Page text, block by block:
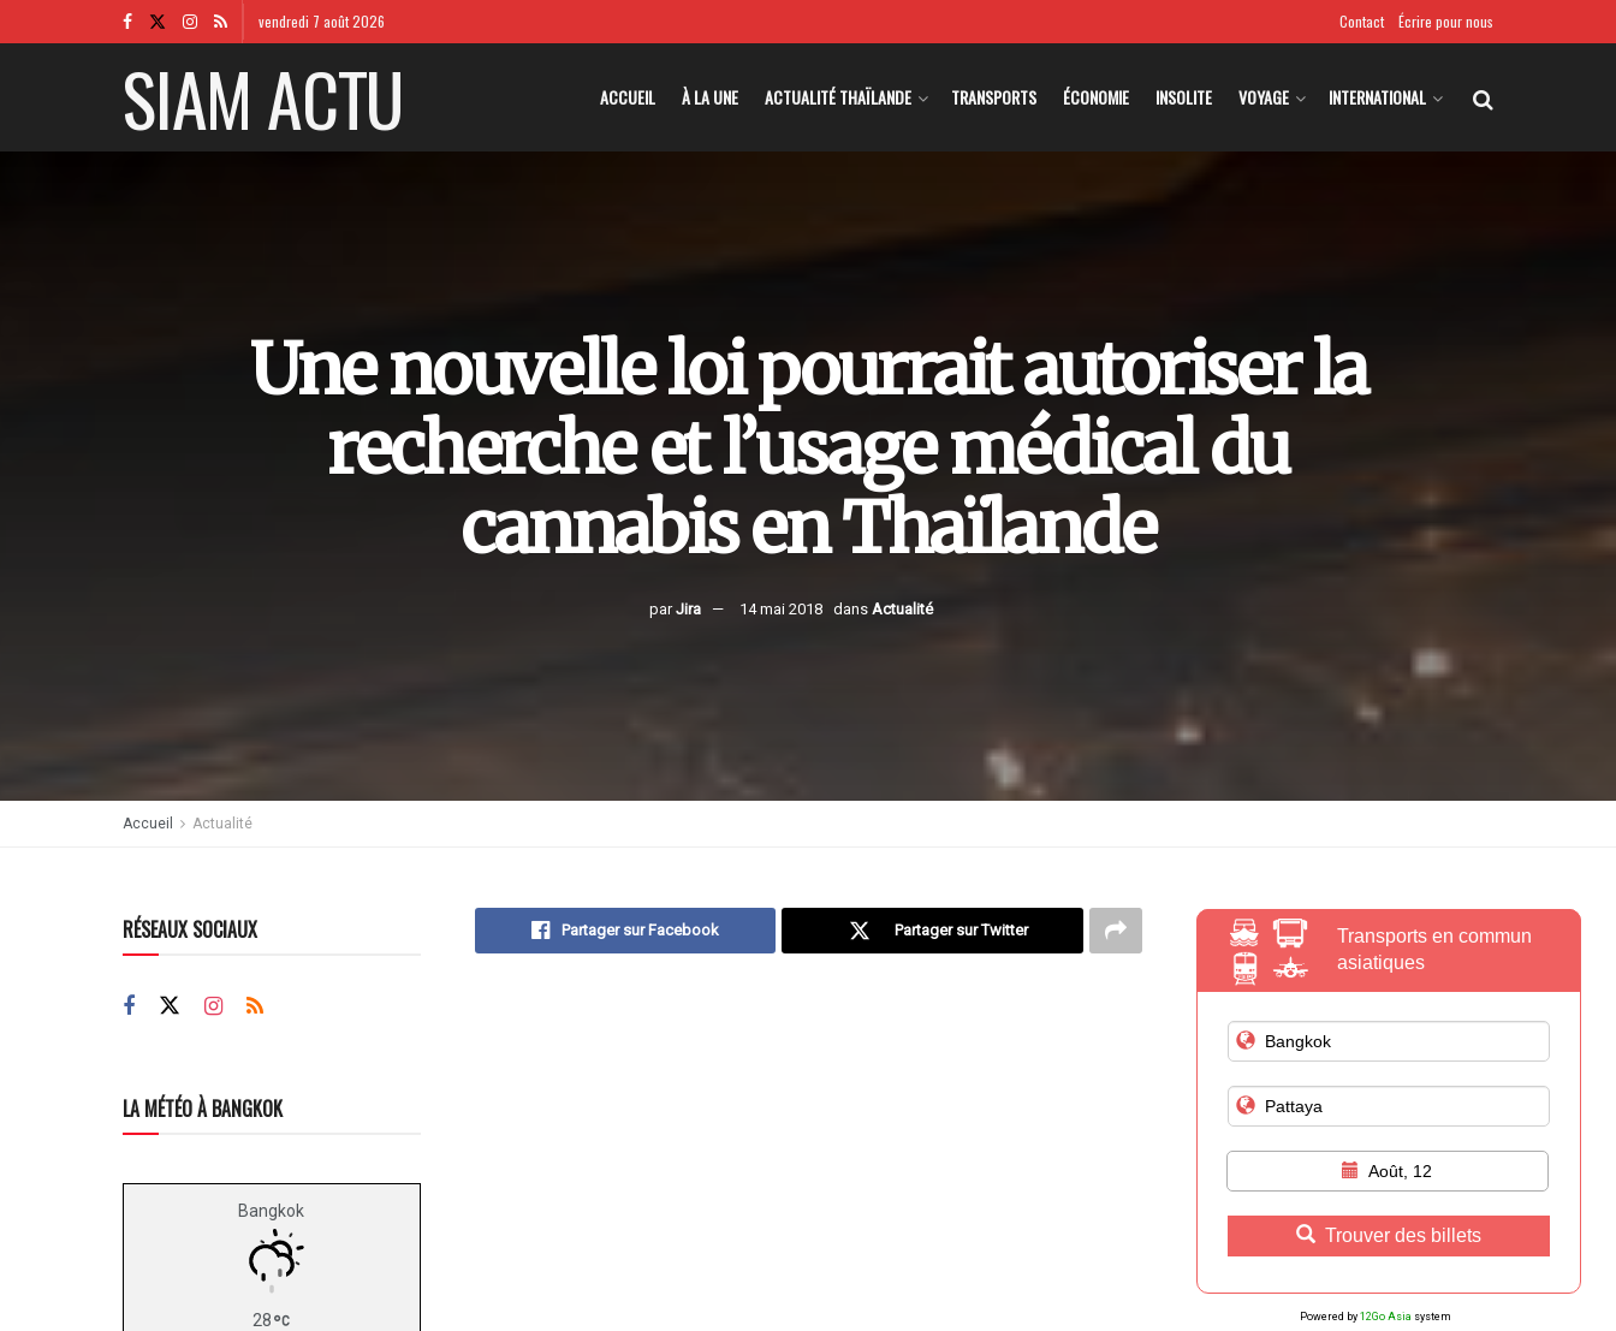
vendredi 7 août 2026 Contact Écrire pour nous
SIAM ACTU ACCUEIL À LA UNE ACTUALITÉ THAÏLANDE TRANSPORTS ÉCONOMIE INSOLITE VOYAGE INTERNATIONAL
Une nouvelle loi pourrait autoriser la
recherche et l’usage médical du
cannabis en Thaïlande
par Jira 14 mai 2018 dans Actualité
Accueil Actualité
Partager sur Facebook Partager sur Twitter
RÉSEAUX SOCIAUX
LA MÉTÉO À BANGKOK
Bangkok
28
Transports en commun
asiatiques
Août, 12
Trouver des billets
Powered by 12Go Asia system